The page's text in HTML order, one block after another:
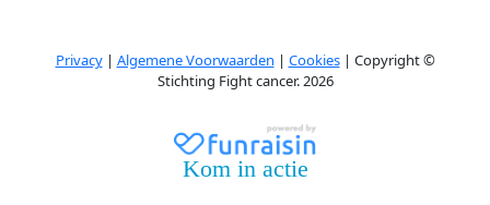
Privacy| Algemene Voorwaarden | Cookies| Copyright ©
Stichting Fight cancer. 2026
Kom in actie